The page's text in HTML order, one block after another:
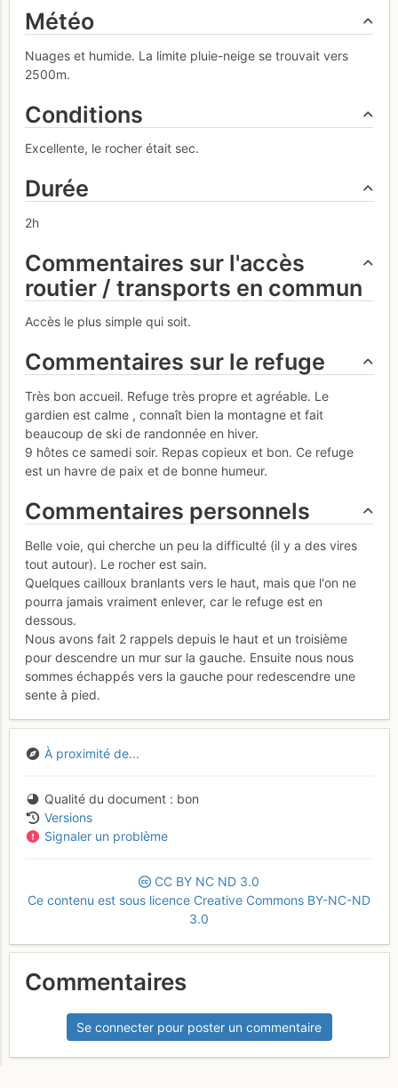
Météo
Nuages et humide. La limite pluie-neige se trouvait vers
2500m.
Conditions
Excellente, le rocher était sec.
Durée
2h
Commentaires sur l'accès
routier / transports en commun
Accès le plus simple qui soit.
Commentaires sur le refuge
Très bon accueil. Refuge très propre et agréable. Le
gardien est calme , connaît bien la montagne et fait
beaucoup de ski de randonnée en hiver.
9 hôtes ce samedi soir. Repas copieux et bon. Ce refuge
est un havre de paix et de bonne humeur.
Commentaires personnels
Belle voie, qui cherche un peu la difficulté (il y a des vires
tout autour). Le rocher est sain.
Quelques cailloux branlants vers le haut, mais que l'on ne
pourra jamais vraiment enlever, car le refuge est en
dessous.
Nous avons fait 2 rappels depuis le haut et un troisième
pour descendre un mur sur la gauche. Ensuite nous nous
sommes échappés vers la gauche pour redescendre une
sente à pied.
À proximité de...
Qualité du document
bon
Versions
Signaler un problème
CC BY NC ND 3.0
Ce contenu est sous licence Creative Commons BY-NC-ND
3.0
Commentaires
Se connecter pour poster un commentaire